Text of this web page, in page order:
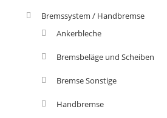
Bremssystem / Handbremse
Ankerbleche
Bremsbeläge und Scheiben
Bremse Sonstige
Handbremse